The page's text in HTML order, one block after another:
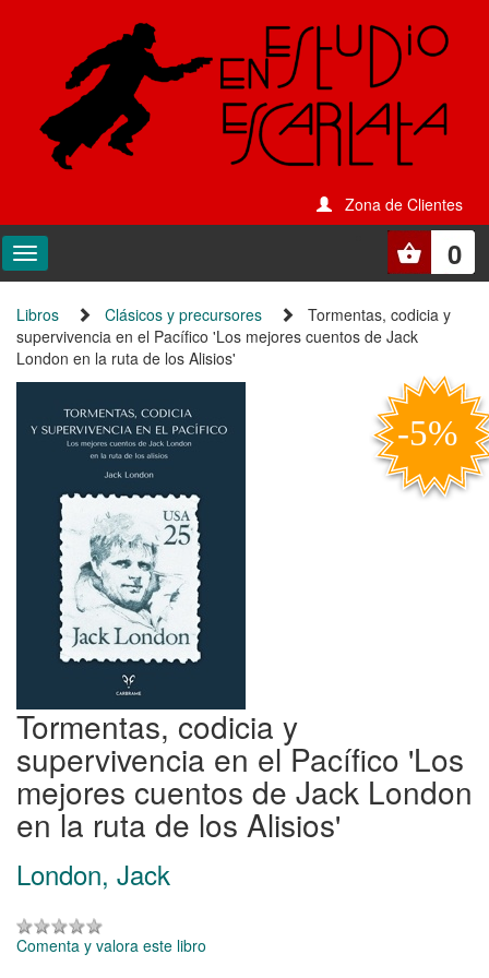
Zona de Clientes
0
Libros Clásicos y precursores
Tormentas, codicia y
supervivencia en el Pacífico 'Los mejores cuentos de Jack
London en la ruta de los Alisios'
Tormentas, codicia y
supervivencia en el Pacífico 'Los
mejores cuentos de Jack London
en la ruta de los Alisios'
London, Jack
Comenta y valora este libro